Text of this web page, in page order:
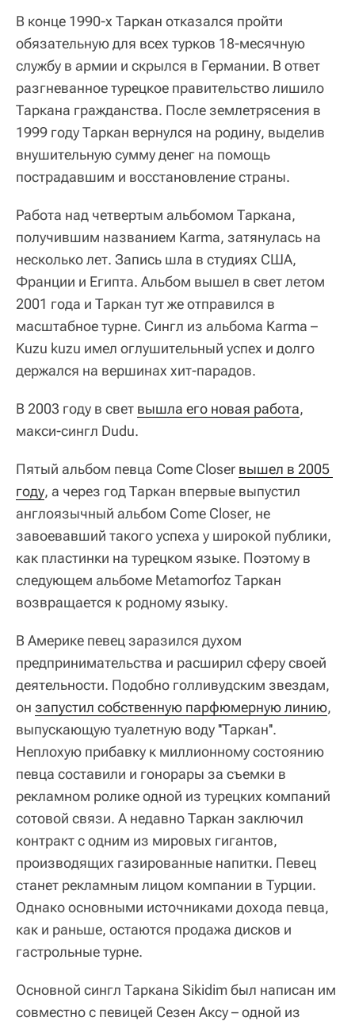
В конце 1990-х Таркан отказался пройти
обязательную для всех турков 18-месячную
службу в армии и скрылся в Германии. В ответ
разгневанное турецкое правительство лишило
Таркана гражданства. После землетрясения в
1999 году Таркан вернулся на родину, выделив
внушительную сумму денег на помощь
пострадавшим и восстановление страны.
Работа над четвертым альбомом Таркана,
получившим названием Karma, затянулась на
несколько лет. Запись шла в студиях США,
Франции и Египта. Альбом вышел в свет летом
2001 года и Таркан тут же отправился в
масштабное турне. Сингл из альбома Karma –
Kuzu kuzu имел оглушительный успех и долго
держался на вершинах хит-парадов.
В 2003 году в свет вышла его новая работа,
макси-сингл Dudu.
Пятый альбом певца Come Closer вышел в 2005
году, а через год Таркан впервые выпустил
англоязычный альбом Come Closer, не
завоевавший такого успеха у широкой публики,
как пластинки на турецком языке. Поэтому в
следующем альбоме Metamorfoz Таркан
возвращается к родному языку.
В Америке певец заразился духом
предпринимательства и расширил сферу своей
деятельности. Подобно голливудским звездам,
он запустил собственную парфюмерную линию,
выпускающую туалетную воду ''Таркан''.
Неплохую прибавку к миллионному состоянию
певца составили и гонорары за съемки в
рекламном ролике одной из турецких компаний
сотовой связи. А недавно Таркан заключил
контракт с одним из мировых гигантов,
производящих газированные напитки. Певец
станет рекламным лицом компании в Турции.
Однако основными источниками дохода певца,
как и раньше, остаются продажа дисков и
гастрольные турне.
Основной сингл Таркана Sikidim был написан им
совместно с певицей Сезен Аксу – одной из